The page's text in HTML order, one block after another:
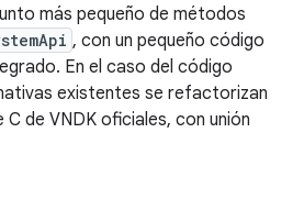
más pequeño de métodos
, con un pequeño código
En el caso del código
existentes se refactorizan
C de VNDK oficiales, con unión